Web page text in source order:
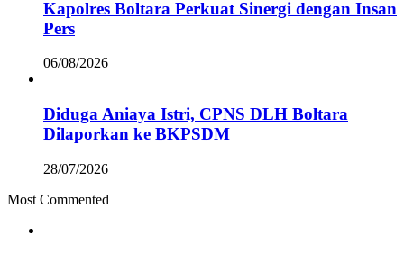
Kapolres Boltara Perkuat Sinergi dengan Insan
Pers
06/08/2026
Diduga Aniaya Istri, CPNS DLH Boltara
Dilaporkan ke BKPSDM
28/07/2026
Most Commented